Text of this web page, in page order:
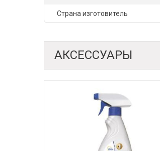
Страна изготовитель
АКСЕССУАРЫ